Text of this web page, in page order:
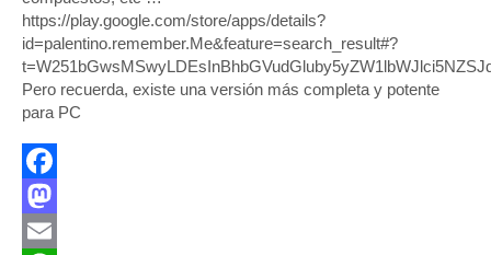
https://play.google.com/store/apps/details?
id=palentino.remember.Me&feature=search_result#?
Pero recuerda, existe una versión más completa y potente
para PC
Facebook
Mastodon